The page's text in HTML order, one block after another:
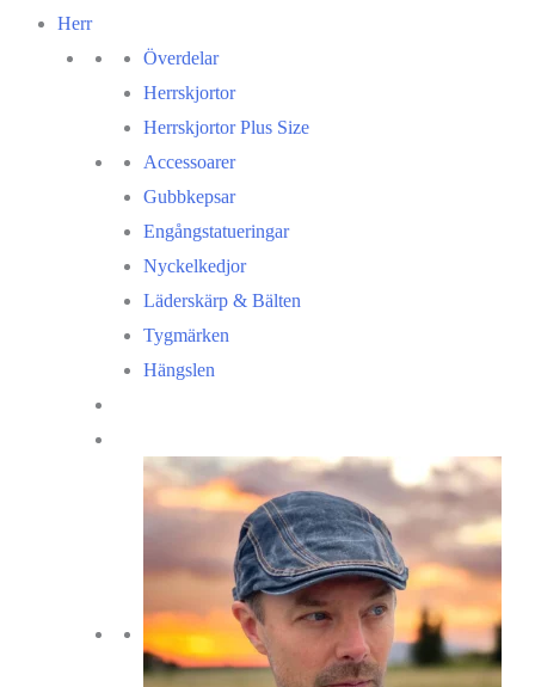
Herr
Överdelar
Herrskjortor
Herrskjortor Plus Size
Accessoarer
Gubbkepsar
Engångstatueringar
Nyckelkedjor
Läderskärp & Bälten
Tygmärken
Hängslen